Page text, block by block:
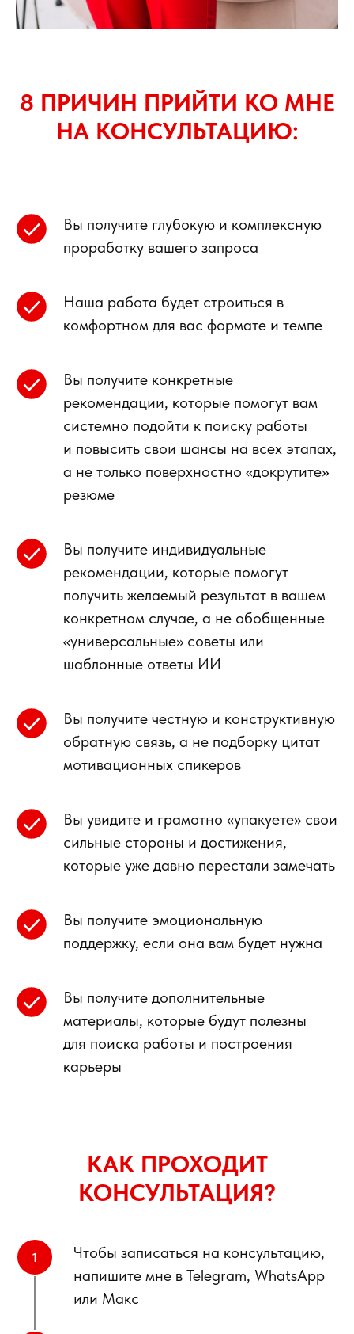
8 ПРИЧИН ПРИЙТИ КО МНЕ
НА КОНСУЛЬТАЦИЮ:
Вы получите глубокую и комплексную
проработку вашего запроса
Наша работа будет строиться в
комфортном для вас формате и темпе
Вы получите конкретные
рекомендации, которые помогут вам
системно подойти к поиску работы
и повысить свои шансы на всех этапах,
а не только поверхностно «докрутите»
резюме
Вы получите индивидуальные
рекомендации, которые помогут
получить желаемый результат в вашем
конкретном случае, а не обобщенные
«универсальные» советы или
шаблонные ответы ИИ
Вы получите честную и конструктивную
обратную связь, а не подборку цитат
мотивационных спикеров
Вы увидите и грамотно «упакуете» свои
сильные стороны и достижения,
которые уже давно перестали замечать
Вы получите эмоциональную
поддержку, если она вам будет нужна
Вы получите дополнительные
материалы, которые будут полезны
для поиска работы и построения
карьеры
КАК ПРОХОДИТ
КОНСУЛЬТАЦИЯ?
Чтобы записаться на консультацию,
напишите мне в Telegram, WhatsApp
или Макс